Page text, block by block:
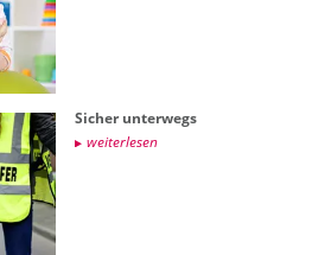
Si­cher un­ter­wegs
wei­ter­le­sen